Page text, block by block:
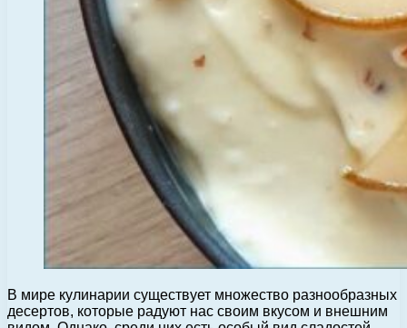
В мире кулинарии существует множество разнообразных
десертов, которые радуют нас своим вкусом и внешним